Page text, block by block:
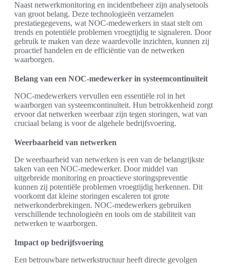
Naast netwerkmonitoring en incidentbeheer zijn analysetools
van groot belang. Deze technologieën verzamelen
prestatiegegevens, wat NOC-medewerkers in staat stelt om
trends en potentiële problemen vroegtijdig te signaleren. Door
gebruik te maken van deze waardevolle inzichten, kunnen zij
proactief handelen en de efficiëntie van de netwerken
waarborgen.
Belang van een NOC-medewerker in systeemcontinuïteit
NOC-medewerkers vervullen een essentiële rol in het
waarborgen van systeemcontinuïteit. Hun betrokkenheid zorgt
ervoor dat netwerken weerbaar zijn tegen storingen, wat van
cruciaal belang is voor de algehele bedrijfsvoering.
Weerbaarheid van netwerken
De weerbaarheid van netwerken is een van de belangrijkste
taken van een NOC-medewerker. Door middel van
uitgebreide monitoring en proactieve storingspreventie
kunnen zij potentiële problemen vroegtijdig herkennen. Dit
voorkomt dat kleine storingen escaleren tot grote
netwerkonderbrekingen. NOC-medewerkers gebruiken
verschillende technologieën en tools om de stabiliteit van
netwerken te waarborgen.
Impact op bedrijfsvoering
Een betrouwbare netwerkstructuur heeft directe gevolgen